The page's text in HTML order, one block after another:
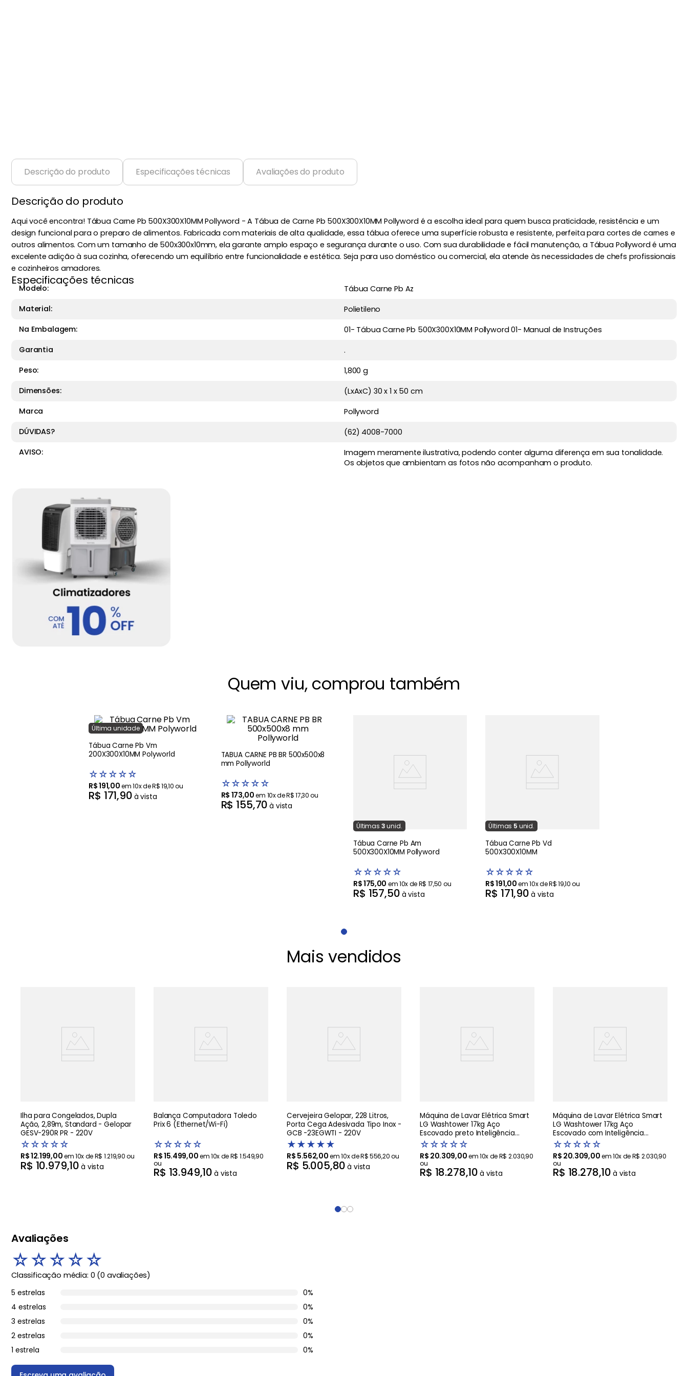
Descrição do produto Especificações técnicas Avaliações do produto
Descrição do produto
Aqui você encontra! Tábua Carne Pb 500X300X10MM Pollyword - A Tábua de Carne Pb 500X300X10MM Pollyword é a escolha ideal para quem busca praticidade, resistência e um
design funcional para o preparo de alimentos. Fabricada com materiais de alta qualidade, essa tábua oferece uma superfície robusta e resistente, perfeita para cortes de carnes e
outros alimentos. Com um tamanho de 500x300x10mm, ela garante amplo espaço e segurança durante o uso. Com sua durabilidade e fácil manutenção, a Tábua Pollyword é uma
excelente adição à sua cozinha, oferecendo um equilíbrio entre funcionalidade e estética. Seja para uso doméstico ou comercial, ela atende às necessidades de chefs profissionais
e cozinheiros amadores.
Especificações técnicas
Modelo:
Tábua Carne Pb Az
Material:
Polietileno
Na Embalagem:
01- Tábua Carne Pb 500X300X10MM Pollyword 01- Manual de Instruções
Garantia
.
Peso:
1,800 g
Dimensões:
(LxAxC) 30 x 1 x 50 cm
Marca
Pollyword
DÚVIDAS?
(62) 4008-7000
AVISO:
Imagem meramente ilustrativa, podendo conter alguma diferença em sua tonalidade.
Os objetos que ambientam as fotos não acompanham o produto.
Quem viu, comprou também
Última unidade
Tábua Carne Pb Vm
200X300X10MM Polyworld
☆☆☆☆☆
R$191,00em10x deR$19,10ou
R$ 171,90 à vista
TABUA CARNE PB BR 500x500x8
mm Pollyworld
☆☆☆☆☆
R$ 173,00em 10x deR$17,30ou
R$ 155,70 à vista
Últimas 3 unid.
Tábua Carne Pb Am
500X300X10MM Pollyword
☆☆☆☆☆
R$175,00 em10x deR$ 17,50 ou
R$ 157,50 à vista
Últimas 5 unid.
Tábua Carne Pb Vd
500X300X10MM
☆☆☆☆☆
R$191,00em10x deR$19,10ou
R$ 171,90 à vista
Mais vendidos
Ilha para Congelados, Dupla
Ação, 2,89m, Standard - Gelopar
GESV-290R PR - 220V
☆☆☆☆☆
R$12.199,00em10x deR$ 1.219,90ou
R$ 10.979,10 à vista
Balança Computadora Toledo
Prix 6 (Ethernet/Wi-Fi)
☆☆☆☆☆
R$15.499,00em10x deR$ 1.549,90
ou
R$ 13.949,10 à vista
Cervejeira Gelopar, 228 Litros,
Porta Cega Adesivada Tipo Inox -
GCB -23EGWTI - 220V
★★★★★
R$ 5.562,00em10x deR$556,20ou
R$ 5.005,80 à vista
Máquina de Lavar Elétrica Smart
LG Washtower 17kg Aço
Escovado preto Inteligência
Artificial AIDD - WK17BS6A
☆☆☆☆☆
R$ 20.309,00em10x deR$ 2.030,90
ou
R$ 18.278,10 à vista
Máquina de Lavar Elétrica Smart
LG Washtower 17kg Aço
Escovado com Inteligência
Artificial AIDD - WK17VS6A -220V
☆☆☆☆☆
R$ 20.309,00em10x deR$ 2.030,90
ou
R$ 18.278,10 à vista
Avaliações
☆☆☆☆☆
Classificação média: 0 (0 avaliações)
5 estrelas
0%
4 estrelas
0%
3 estrelas
0%
2 estrelas
0%
1 estrela
0%